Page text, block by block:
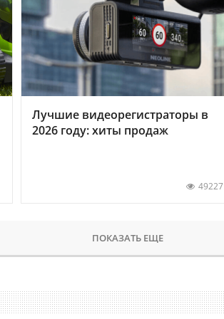
Лучшие видеорегистраторы в
2026 году: хиты продаж
49227
ПОКАЗАТЬ ЕЩЕ